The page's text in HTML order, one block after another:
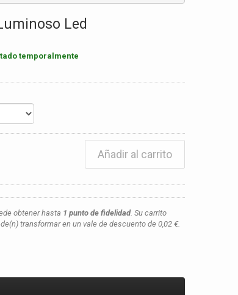
Led
temporalmente
Añadir al carrito
obtener hasta 1 punto de fidelidad. Su carrito
transformar en un vale de descuento de 0,02 €.